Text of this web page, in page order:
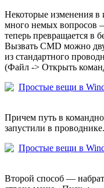
Некоторые изменения
много немых вопросов
теперь превращается
Вызвать CMD можно
из стандартного
(Файл -> Открыть
Причем путь в
запустили в проводнике.
Второй способ —